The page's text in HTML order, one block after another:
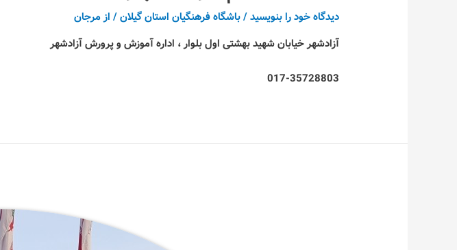
دیدگاه‌ خود را بنویسید/باشگاه فرهنگیان استان گیلان/ ازمرجان
آزادشهر خیابان شهید بهشتی اول بلوار ، اداره آموزش و پرورش آزادشهر
017-35728803